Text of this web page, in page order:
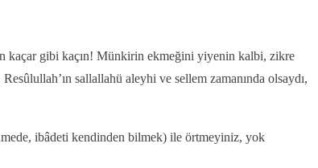
kaçar gibi kaçın! Münkirin ekmeğini yiyenin kalbi, zikre
sallallahü aleyhi ve sellem zamanında olsaydı,
ibâdeti kendinden bilmek) ile örtmeyiniz, yok